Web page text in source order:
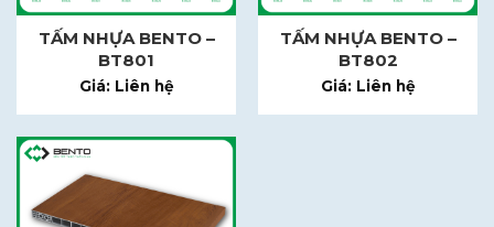
TẤM NHỰA BENTO –
BT801
Giá: Liên hệ
TẤM NHỰA BENTO –
BT802
Giá: Liên hệ